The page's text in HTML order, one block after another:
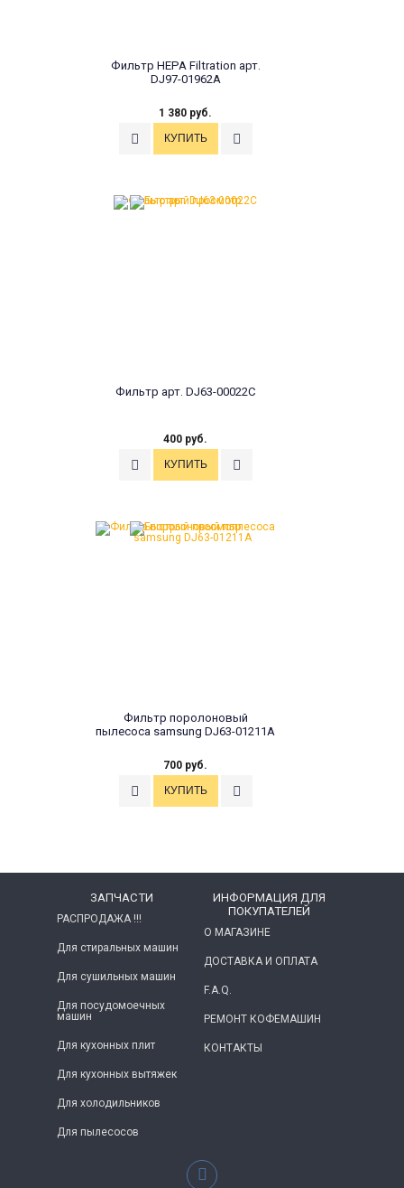
Фильтр HEPA Filtration арт.
DJ97-01962A
1 380 руб.
Фильтр арт. DJ63-00022C
400 руб.
Фильтр поролоновый
пылесоса samsung DJ63-01211A
700 руб.
ЗАПЧАСТИ
РАСПРОДАЖА !!!
Для стиральных машин
Для сушильных машин
Для посудомоечных
машин
Для кухонных плит
Для кухонных вытяжек
Для холодильников
Для пылесосов
ИНФОРМАЦИЯ ДЛЯ
ПОКУПАТЕЛЕЙ
О МАГАЗИНЕ
ДОСТАВКА И ОПЛАТА
F.A.Q.
РЕМОНТ КОФЕМАШИН
КОНТАКТЫ